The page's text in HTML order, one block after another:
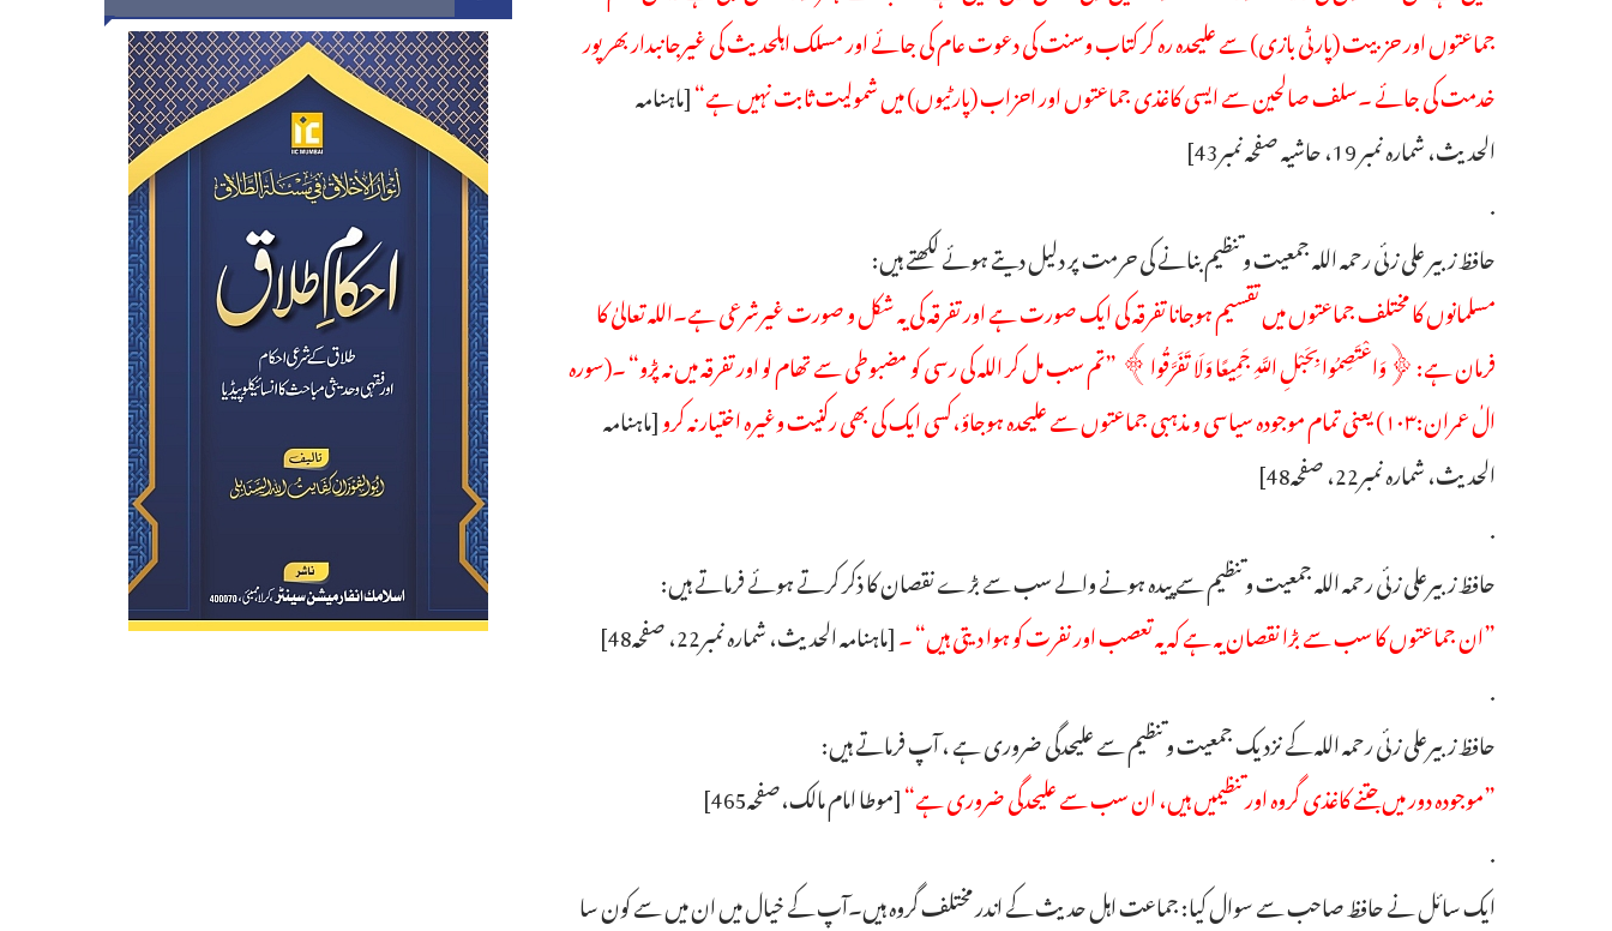
جماعتوں اور حزبیت (پارٹی بازی) سے علیحدہ رہ کر کتاب وسنت کی دعوت عام کی جائے اور مسلک اہلحدیث کی غیرجانبدار بھرپور
خدمت کی جائے ۔سلف صالحین سے ایسی کاغذی جماعتوں اور احزاب (پارٹیوں) میں شمولیت ثابت نہیں ہے“[ماہنامہ
الحدیث، شمارہ نمبر 19، حاشیہ صفحہ نمبر43]
.
حافظ زبیر علی زئی رحمہ اللہ جمعیت وتنظیم بنانے کی حرمت پر دلیل دیتے ہوئے لکھتے ہیں:
مسلمانوں کا مختلف جماعتوں میں تقسیم ہوجانا تفرقہ کی ایک صورت ہے اور تفرقہ کی یہ شکل و صورت غیرشرعی ہے۔اللہ تعالیٰ کا
فرمان ہے: ﴿وَاعْتَصِمُوا بِحَبْلِ اللَّهِ جَمِيعًا وَلَا تَفَرَّقُوا﴾ ”تم سب مل کر اللہ کی رسی کو مضبوطی سے تھام لو اور تفرقہ میں نہ پڑو“ ۔(سورہ
الٰ عمران:۱۰۳) یعنی تمام موجودہ سیاسی و مذہبی جماعتوں سے علیحدہ ہوجاؤ،کسی ایک کی بھی رکنیت وغیرہ اختیار نہ کرو
[ماہنامہ
الحدیث، شمارہ نمبر22، صفحہ48]
.
حافظ زبیرعلی زئی رحمہ اللہ جمعیت و تنظیم سے پیدہ ہونے والے سب سے بڑے نقصان کا ذکر کرتے ہوئے فرماتے ہیں:
”ان جماعتوں کا سب سے بڑا نقصان یہ ہے کہ یہ تعصب اور نفرت کو ہوا دیتی ہیں“ ۔[ماہنامہ الحدیث، شمارہ نمبر22، صفحہ48]
.
حافظ زبیرعلی زئی رحمہ اللہ کے نزدیک جمعیت وتنظیم سے علیحدگی ضروری ہے ، آپ فرماتے ہیں:
”موجودہ دور میں جتنے کاغذی گروہ اور تنظیمیں ہیں، ان سب سے علیحدگی ضروری ہے“[موطا امام مالک،صفحہ465]
.
ایک سائل نے حافظ صاحب سے سوال کیا: جماعت اہل حدیث کے اندر مختلف گروہ ہیں۔آپ کے خیال میں ان میں سے کون سا